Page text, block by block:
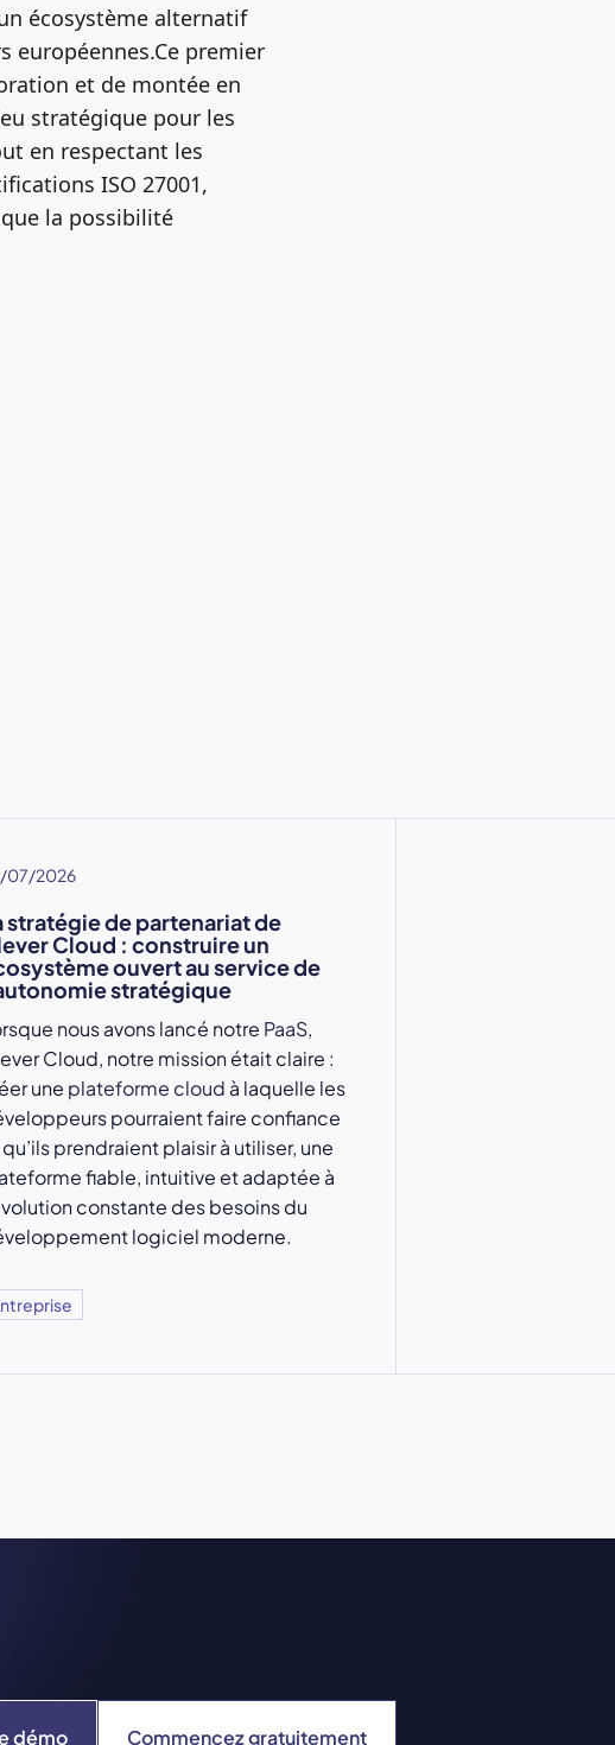
écosystème alternatif
européennes.Ce premier
et de montée en
stratégique pour les
en respectant les
ISO 27001,
la possibilité
07/2026
stratégie de partenariat de
Cloud : construire un
ouvert au service de
stratégique
nous avons lancé notre PaaS,
Cloud, notre mission était claire :
une plateforme cloud à laquelle les
pourraient faire confiance
prendraient plaisir à utiliser, une
fiable, intuitive et adaptée à
constante des besoins du
logiciel moderne.
démo Commencez gratuitement